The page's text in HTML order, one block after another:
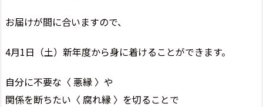
お届けが間に合いますので、
4月1日（土）新年度から身に着けることができます。
自分に不要な〈 悪縁 〉や
関係を断ちたい〈 腐れ縁 〉を切ることで